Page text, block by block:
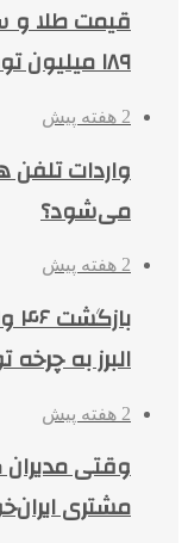
قیمت طلا و
۱۸۹ میلیون تومان
2 هفته پیش
واردات تلفن
می‌شود؟
2 هفته پیش
البرز به چرخه
2 هفته پیش
وقتی
مشتری